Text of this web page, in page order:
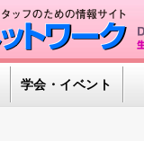
学会・イベント